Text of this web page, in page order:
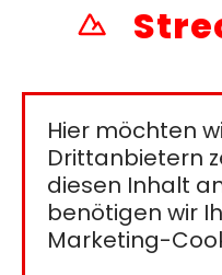
Hier möchten
Drittanbietern
diesen Inhalt
benötigen wir
Marketing-